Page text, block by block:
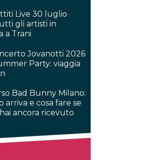
Live 30 luglio
gli artisti in
a Trani
Jovanotti 2026
Party: viaggia
Bad Bunny Milano:
arriva e cosa fare se
ancora ricevuto